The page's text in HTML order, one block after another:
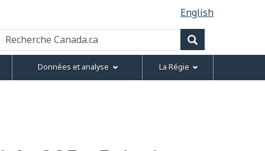
English
Recherche
Données et analyse La Régie